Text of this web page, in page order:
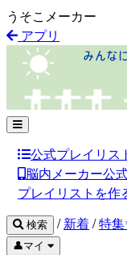
うそこメーカー
アプリ
公式プレイリス
脳内メーカー公
プレイリストを作
検索 / 新着/特集
👤マイ